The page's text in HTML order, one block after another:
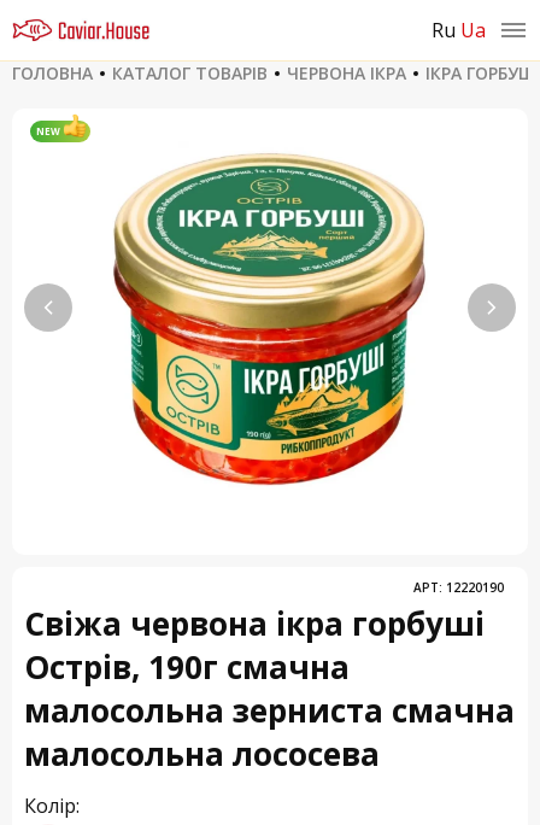
ru ua
ГОЛОВНА КАТАЛОГ ТОВАРІВ ЧЕРВОНА ІКРА ІКРА ГОРБУШІ
NEW
АРТ: 12220190
Свіжа червона ікра горбуші
Острів, 190г смачна
малосольна зерниста смачна
малосольна лососева
Колір: